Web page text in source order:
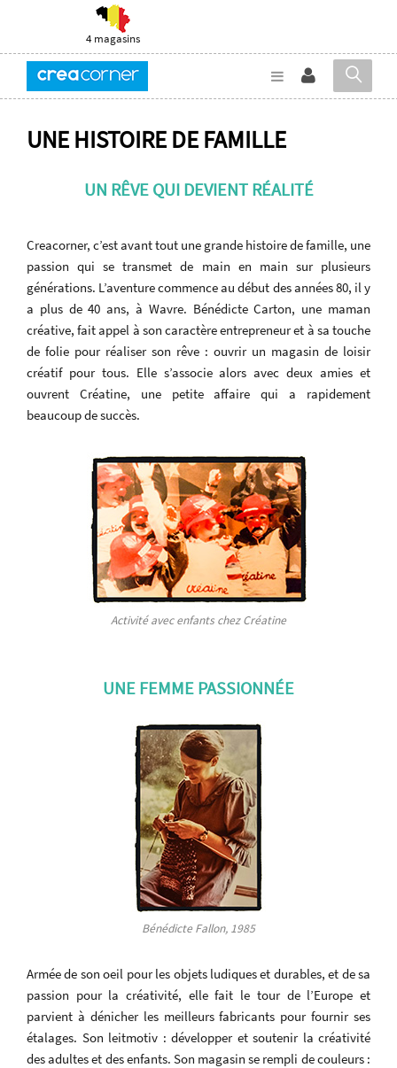
4 magasins
UNE HISTOIRE DE FAMILLE
UN RÊVE QUI DEVIENT RÉALITÉ
Creacorner, c’est avant tout une grande histoire de famille, une
passion qui se transmet de main en main sur plusieurs
générations. L’aventure commence au début des années 80, il y
a plus de 40 ans, à Wavre. Bénédicte Carton, une maman
créative, fait appel à son caractère entrepreneur et à sa touche
de folie pour réaliser son rêve : ouvrir un magasin de loisir
créatif pour tous. Elle s’associe alors avec deux amies et
ouvrent Créatine, une petite affaire qui a rapidement
beaucoup de succès.
Activité avec enfants chez Créatine
UNE FEMME PASSIONNÉE
Bénédicte Fallon, 1985
Armée de son oeil pour les objets ludiques et durables, et de sa
passion pour la créativité, elle fait le tour de l’Europe et
parvient à dénicher les meilleurs fabricants pour fournir ses
étalages. Son leitmotiv : développer et soutenir la créativité
des adultes et des enfants. Son magasin se rempli de couleurs :